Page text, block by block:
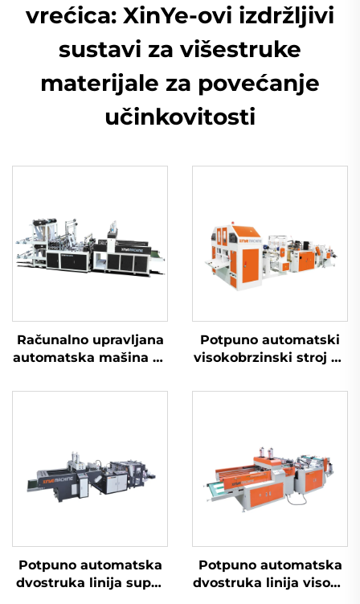
vrećica: XinYe-ovi izdržljivi
sustavi za višestruke
materijale za povećanje
učinkovitosti
Računalno upravljana
automatska mašina za
otvorom
Potpuno automatski
visokobrzinski stroj za
Potpuno automatska
dvostruka linija super
Potpuno automatska
dvostruka linija visoke